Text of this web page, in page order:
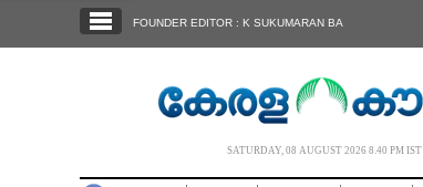
NOTIFIED NEWS
FOUNDER EDITOR : K SUKUMARAN BA
SATURDAY, 08 AUGUST 2026 8.40 PM IST